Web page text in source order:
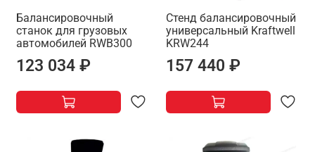
Балансировочный
станок для грузовых
автомобилей RWB300
123 034 ₽
Стенд балансировочный
универсальный Kraftwell
KRW244
157 440 ₽